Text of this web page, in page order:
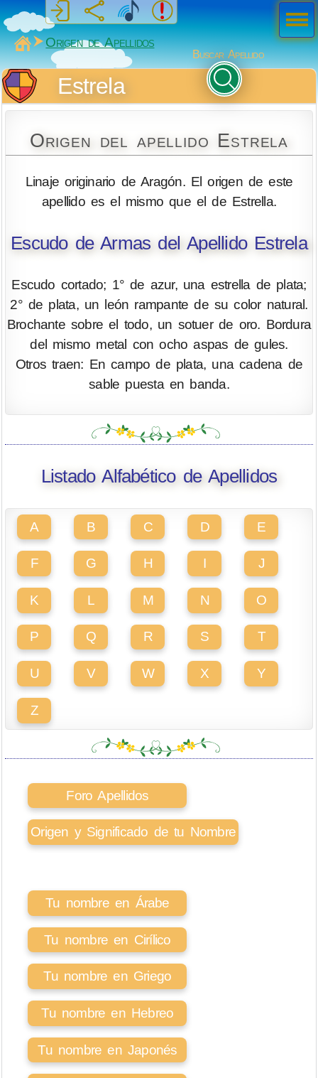
MiSabueso
Origen de Apellidos
Buscar Apellido
Estrela
Origen del apellido Estrela
Linaje originario de Aragón. El origen de este
apellido es el mismo que el de Estrella.
Escudo de Armas del Apellido Estrela
Escudo cortado; 1° de azur, una estrella de plata;
2° de plata, un león rampante de su color natural.
Brochante sobre el todo, un sotuer de oro. Bordura
del mismo metal con ocho aspas de gules.
Otros traen: En campo de plata, una cadena de
sable puesta en banda.
Listado Alfabético de Apellidos
A B C D E
F G H I J
K L M N O
P Q R S T
U V W X Y
Z
Foro Apellidos
Origen y Significado de tu Nombre
Tu nombre en Árabe
Tu nombre en Cirílico
Tu nombre en Griego
Tu nombre en Hebreo
Tu nombre en Japonés
Men
ú